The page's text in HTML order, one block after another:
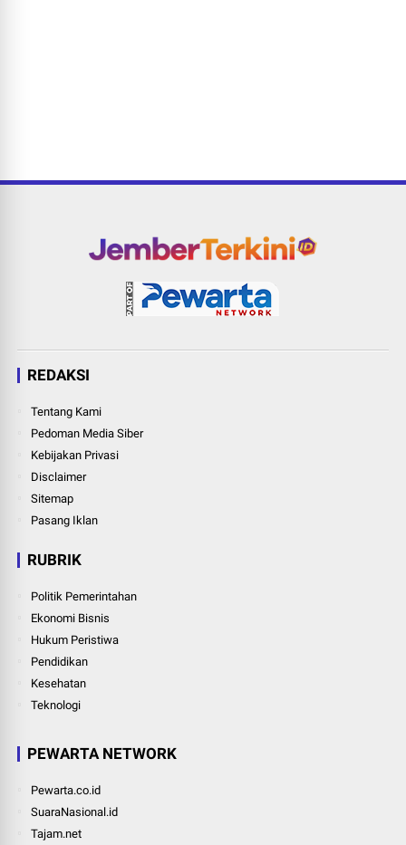
REDAKSI
Tentang Kami
Pedoman Media Siber
Kebijakan Privasi
Disclaimer
Sitemap
Pasang Iklan
RUBRIK
Politik Pemerintahan
Ekonomi Bisnis
Hukum Peristiwa
Pendidikan
Kesehatan
Teknologi
PEWARTA NETWORK
Pewarta.co.id
SuaraNasional.id
Tajam.net